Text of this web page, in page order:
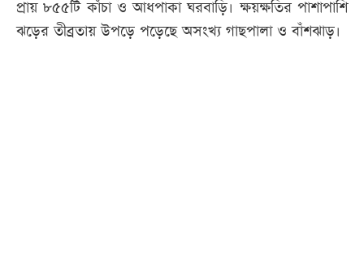
ছবি
প্রায় ৮৫৫টি কাঁচা ও আধপাকা ঘরবাড়ি। ক্ষয়ক্ষতির পাশাপাশি
ঝড়ের তীব্রতায় উপড়ে পড়েছে অসংখ্য গাছপালা ও বাঁশঝাড়।